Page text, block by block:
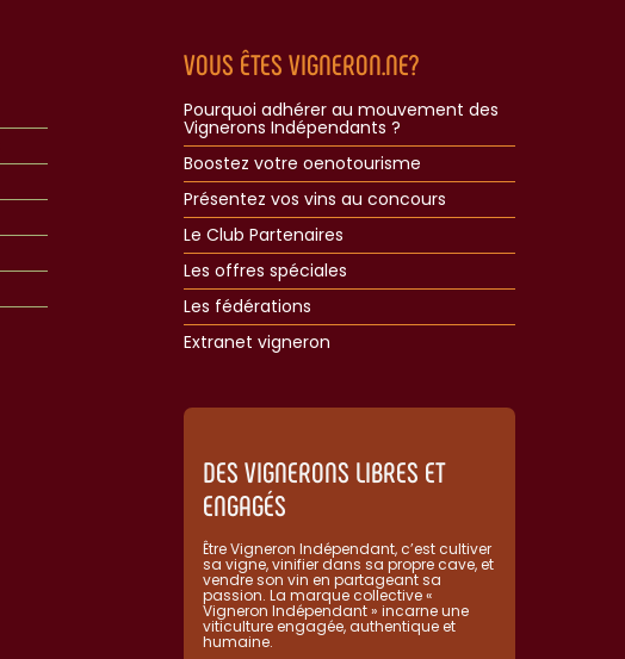
VOUS ÊTES VIGNERON.NE?
Pourquoi adhérer au mouvement des
Vignerons Indépendants ?
Boostez votre oenotourisme
Présentez vos vins au concours
Le Club Partenaires
Les offres spéciales
Les fédérations
Extranet vigneron​
DES VIGNERONS LIBRES ET
ENGAGÉS
Être Vigneron Indépendant, c’est cultiver
sa vigne, vinifier dans sa propre cave, et
vendre son vin en partageant sa
passion. La marque collective «
Vigneron Indépendant » incarne une
viticulture engagée, authentique et
humaine.​